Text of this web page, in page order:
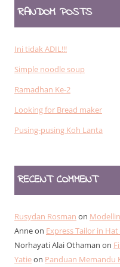
RANDOM POSTS
Ini tidak ADIL!!!
Simple noodle soup
Ramadhan Ke-2
Looking for Bread maker
Pusing-pusing Koh Lanta
RECENT COMMENT
Rusydan Rosman on
Anneon Express Tailor in Hat
Norhayati Alai Othaman on
Yatieon Panduan Memandu